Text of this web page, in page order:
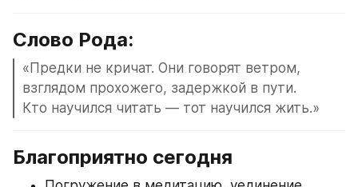
Слово Рода:
«Предки не кричат. Они говорят ветром,
взглядом прохожего, задержкой в пути.
Кто научился читать — тот научился жить.»
Благоприятно сегодня